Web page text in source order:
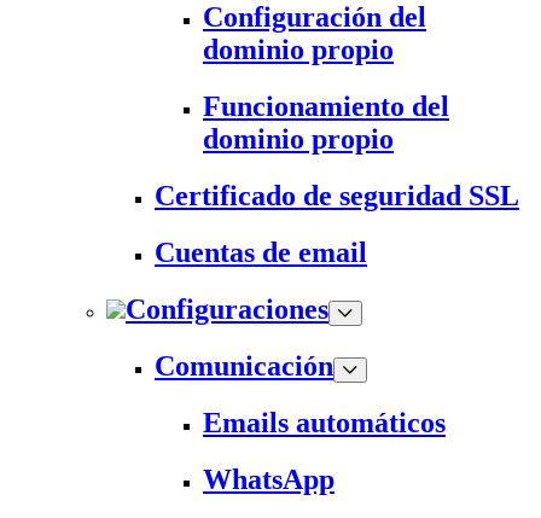
Configuración del
dominio propio
Funcionamiento del
dominio propio
Certificado de seguridad SSL
Cuentas de email
Configuraciones
Comunicación
Emails automáticos
WhatsApp